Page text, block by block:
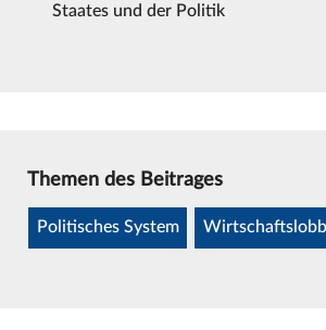
Staates und der Politik
Themen des Beitrages
Politisches System